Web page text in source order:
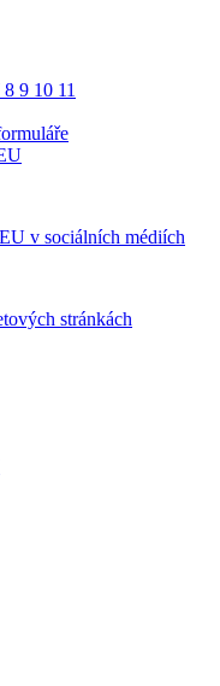
9 10 11
v sociálních médiích
stránkách